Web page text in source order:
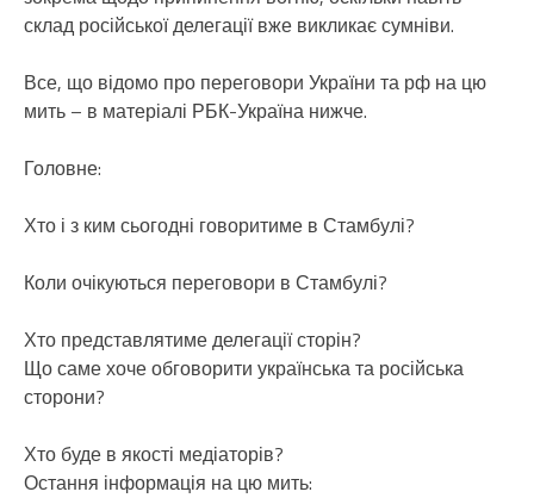
склад російської делегації вже викликає сумніви.
Все, що відомо про переговори України та рф на цю
мить – в матеріалі РБК-Україна нижче.
Головне:
Хто і з ким сьогодні говоритиме в Стамбулі?
Коли очікуються переговори в Стамбулі?
Хто представлятиме делегації сторін?
Що саме хоче обговорити українська та російська
сторони?
Хто буде в якості медіаторів?
Остання інформація на цю мить: